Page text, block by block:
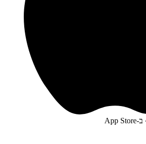
ב-App Store